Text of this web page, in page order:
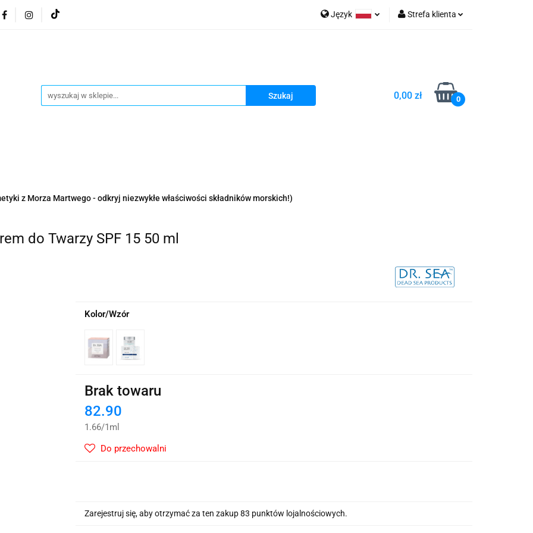
Język Strefa klienta
Dodaj zgłoszenie
Zgody cookies
0,00 zł 0
Dr.Sea Kosmetyki z Morza Martwego Biżuteria By Dziubeka
Pamiątki z Izraela
z Morza Martwego Kosmetyki z Morza Martwego Sea of Spa
Biżuteria By Dziubeka Kosmetyki H&b
z Morza Martwego - odkryj niezwykłe właściwości składników morskich!)
do Twarzy SPF 15 50 ml
Kolor/Wzór
Brak towaru
82.90
1.66/1ml
Do przechowalni
Zarejestruj się, aby otrzymać za ten zakup 83 punktów lojalnościowych.